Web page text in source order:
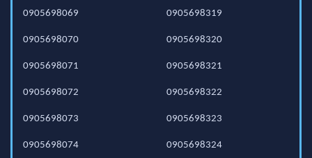
0905698069
0905698070
0905698071
0905698072
0905698073
0905698074
0905698319
0905698320
0905698321
0905698322
0905698323
0905698324